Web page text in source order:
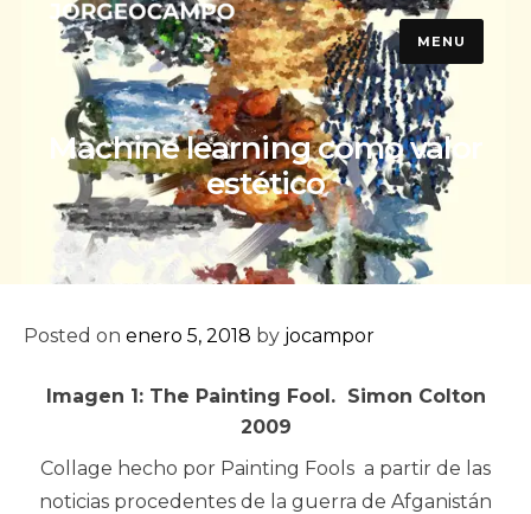
content
MENU
Machine learning como valor
estético
Posted on enero 5, 2018 by jocampor
Imagen 1: The Painting Fool. Simon Colton
2009
Collage hecho por Painting Fools a partir de las
noticias procedentes de la guerra de Afganistán